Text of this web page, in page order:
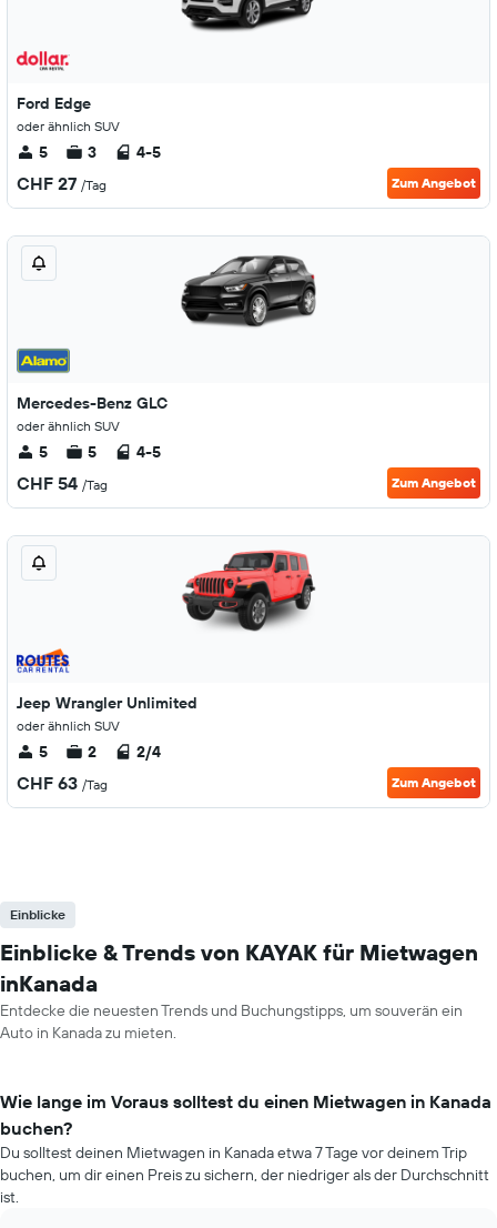
Ford Edge
oder ähnlich SUV
5 3 4-5
CHF 27 /Tag Zum Angebot
Mercedes-Benz GLC
oder ähnlich SUV
5 5 4-5
CHF 54 /Tag Zum Angebot
Jeep Wrangler Unlimited
oder ähnlich SUV
5 2 2/4
CHF 63 /Tag Zum Angebot
Einblicke
Einblicke & Trends von KAYAK für Mietwagen
inKanada
Entdecke die neuesten Trends und Buchungstipps, um souverän ein
Auto in Kanada zu mieten.
Wie lange im Voraus solltest du einen Mietwagen in Kanada
buchen?
Du solltest deinen Mietwagen in Kanada etwa 7 Tage vor deinem Trip
buchen, um dir einen Preis zu sichern, der niedriger als der Durchschnitt
ist.